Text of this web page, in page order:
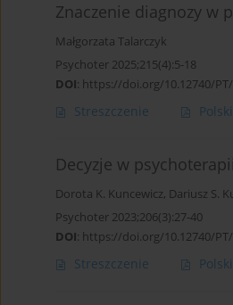
Znaczenie diagnozy w
Małgorzata Talarczyk
Psychoter 2025;215(4):5-18
DOI: https://doi.org/10.12740/PT/
Streszczenie Polski
Decyzje w psychoterapii
Dorota K. Kuncewicz, Dariusz S.
Psychoter 2023;206(3):27-40
DOI: https://doi.org/10.12740/
Streszczenie Polski